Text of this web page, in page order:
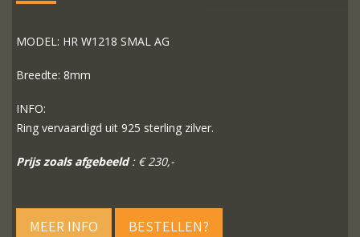
MODEL: HR W1218 SMAL AG
Breedte: 8mm
INFO:
Ring vervaardigd uit 925 sterling zilver.
Prijs zoals afgebeeld: € 230,-
MEER INFO BESTELLEN?